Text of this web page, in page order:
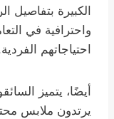
الكبيرة بتفاصيل
واحترافية في
احتياجاتهم
أيضًا، يتميز
يرتدون ملابس